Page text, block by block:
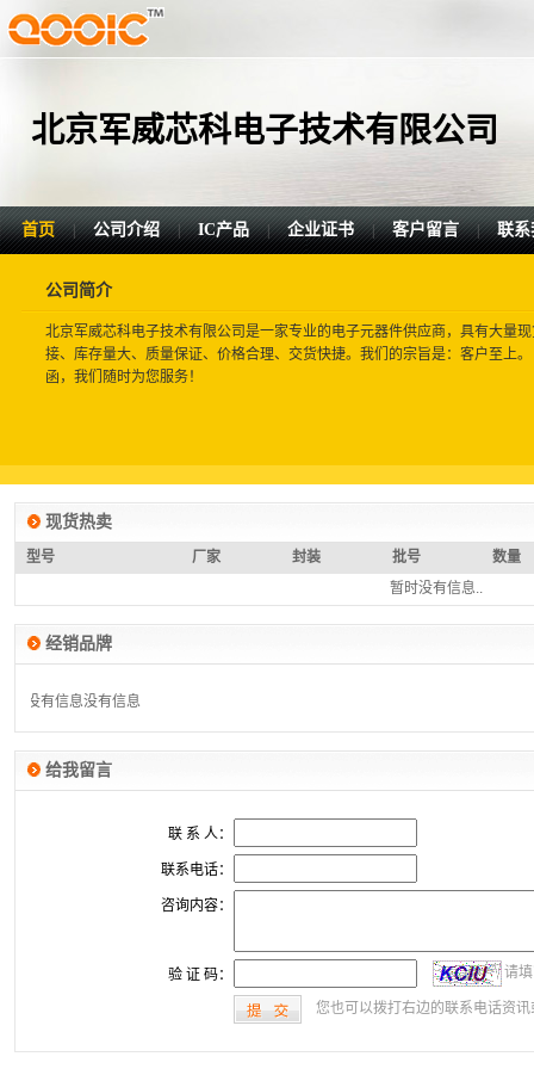
北京军威芯科电子技术有限公司
首页 | 公司介绍 | IC产品 | 企业证书 | 客户留言 | 联系
公司简介
北京军威芯科电子技术有限公司是一家专业的电子元器件供应商，具有
接、库存量大、质量保证、价格合理、交货快捷。我们的宗旨是：客户
函，我们随时为您服务！
现货热卖
型号 厂家 封装 批号
数量
暂时没有信息..
经销品牌
没有信息没有信息
给我留言
联 系 人：
联系电话：
咨询内容：
验 证 码： 请填
您也可以拨打右边的联系电话资